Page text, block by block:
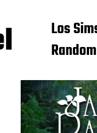
Los
Random